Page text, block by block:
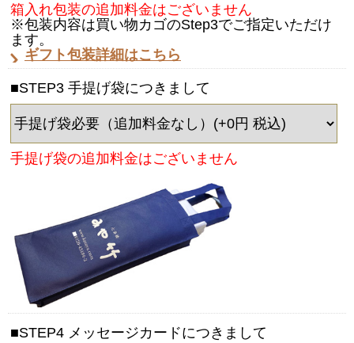
箱入れ包装の追加料金はございません
※包装内容は買い物カゴのStep3でご指定いただけ
ます。
ギフト包装詳細はこちら
■STEP3 手提げ袋につきまして
手提げ袋の追加料金はございません
■STEP4 メッセージカードにつきまして